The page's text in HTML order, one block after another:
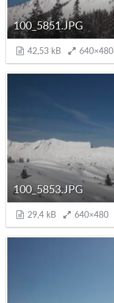
100_5851.JPG
42,53 kB 640×480
100_5853.JPG
29,4 kB 640×480